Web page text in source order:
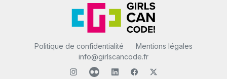
Politique de confidentialité
Mentions légales
info@girlscancode.fr